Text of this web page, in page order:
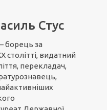
Стус
борець за
столітті, видатний
перекладач,